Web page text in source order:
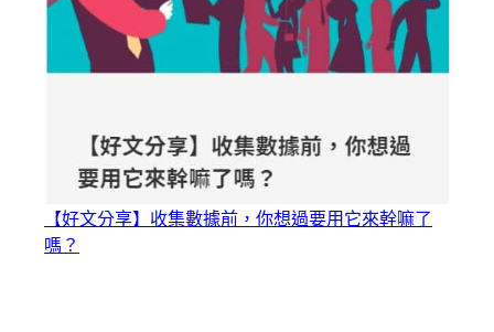
【好文分享】收集數據前，你想過要用它來幹嘛了
嗎？